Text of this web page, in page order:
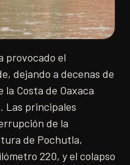
provocado el
dejando a decenas de
Costa de Oaxaca
Las principales
de la
de Pochutla,
220, y el colapso